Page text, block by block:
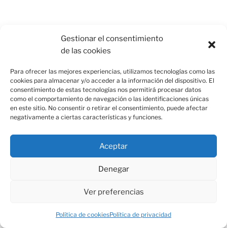
Gestionar el consentimiento
de las cookies
Para ofrecer las mejores experiencias, utilizamos tecnologías como las
cookies para almacenar y/o acceder a la información del dispositivo. El
consentimiento de estas tecnologías nos permitirá procesar datos
como el comportamiento de navegación o las identificaciones únicas
en este sitio. No consentir o retirar el consentimiento, puede afectar
negativamente a ciertas características y funciones.
Aceptar
Denegar
Ver preferencias
Política de cookiesPolítica de privacidad
NOTICIAS «EL MUNDO»
en casa y a otras seis personas en su
escuela cerca de Bangkok antes de
suicidarse
Según las primeras informaciones, entre los fallecidos